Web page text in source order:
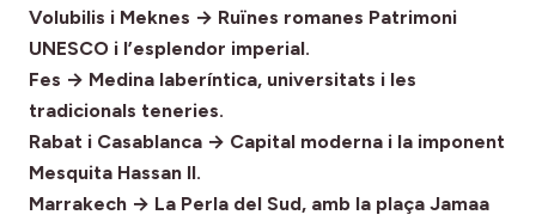
Volubilis i Meknes → Ruïnes romanes Patrimoni
UNESCO i l’esplendor imperial.
Fes → Medina laberíntica, universitats i les
tradicionals teneries.
Rabat i Casablanca → Capital moderna i la imponent
Mesquita Hassan II.
Marrakech → La Perla del Sud, amb la plaça Jamaa